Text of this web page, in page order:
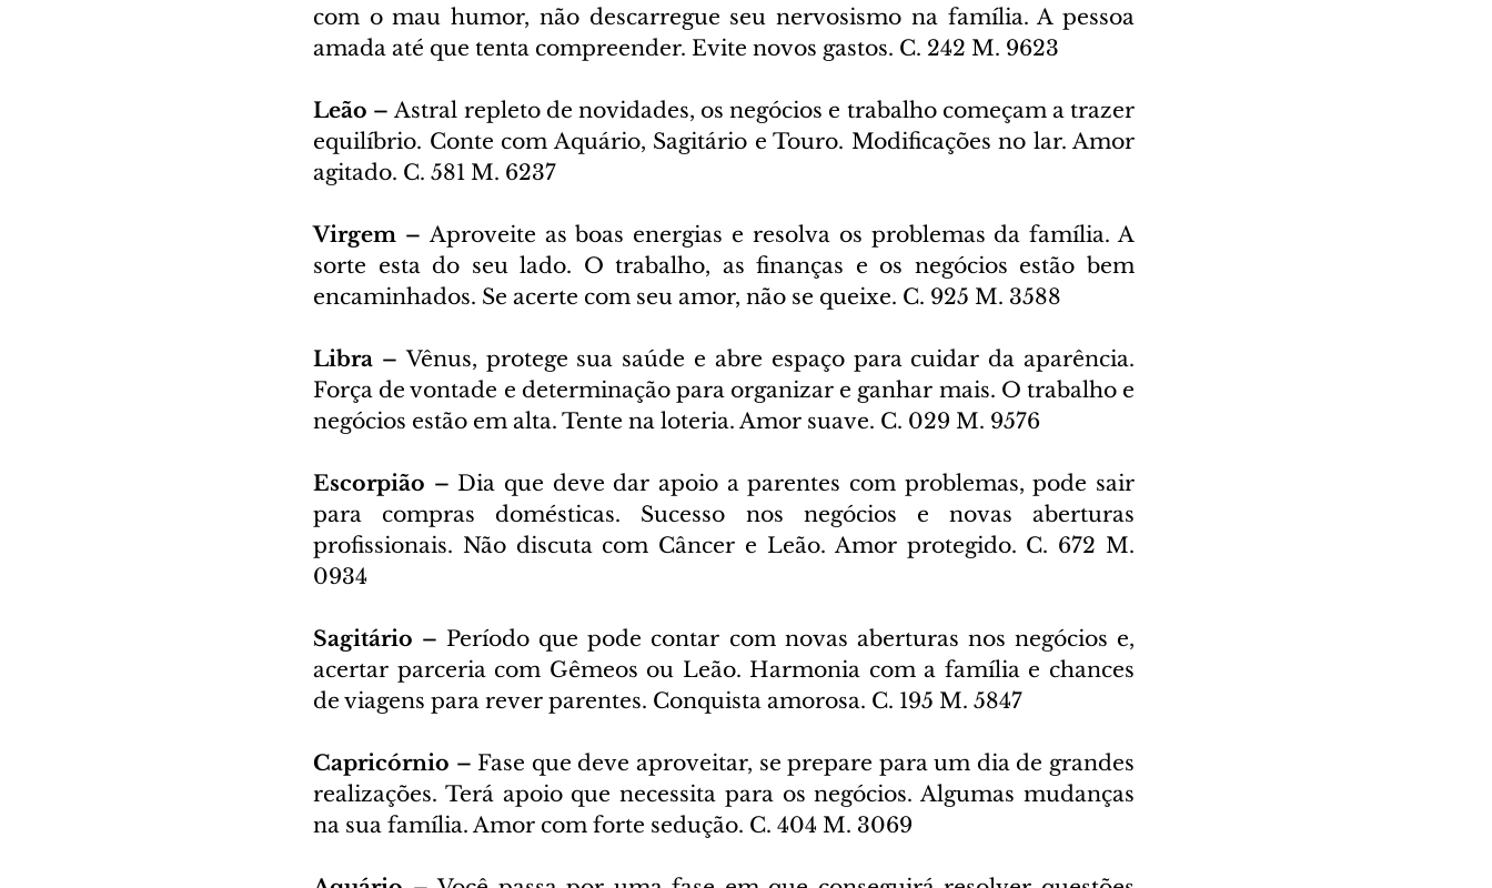
com o mau humor, não descarregue seu nervosismo na família. A pessoa
amada até que tenta compreender. Evite novos gastos. C. 242 M. 9623
Leão – Astral repleto de novidades, os negócios e trabalho começam a trazer
equilíbrio. Conte com Aquário, Sagitário e Touro. Modificações no lar. Amor
agitado. C. 581 M. 6237
Virgem – Aproveite as boas energias e resolva os problemas da família. A
sorte esta do seu lado. O trabalho, as finanças e os negócios estão bem
encaminhados. Se acerte com seu amor, não se queixe. C. 925 M. 3588
Libra – Vênus, protege sua saúde e abre espaço para cuidar da aparência.
Força de vontade e determinação para organizar e ganhar mais. O trabalho e
negócios estão em alta. Tente na loteria. Amor suave. C. 029 M. 9576
Escorpião – Dia que deve dar apoio a parentes com problemas, pode sair
para compras domésticas. Sucesso nos negócios e novas aberturas
profissionais. Não discuta com Câncer e Leão. Amor protegido. C. 672 M.
0934
Sagitário – Período que pode contar com novas aberturas nos negócios e,
acertar parceria com Gêmeos ou Leão. Harmonia com a família e chances
de viagens para rever parentes. Conquista amorosa. C. 195 M. 5847
Capricórnio – Fase que deve aproveitar, se prepare para um dia de grandes
realizações. Terá apoio que necessita para os negócios. Algumas mudanças
na sua família. Amor com forte sedução. C. 404 M. 3069